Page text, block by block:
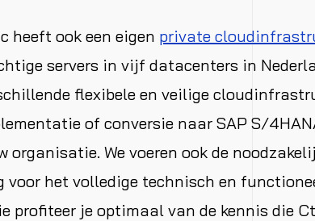
heeft ook een eigen private
servers in vijf datacenters in
flexibele en veilige
of conversie naar SAP S/
organisatie. We voeren ook de
voor het volledige technisch en
profiteer je optimaal van de kennis die